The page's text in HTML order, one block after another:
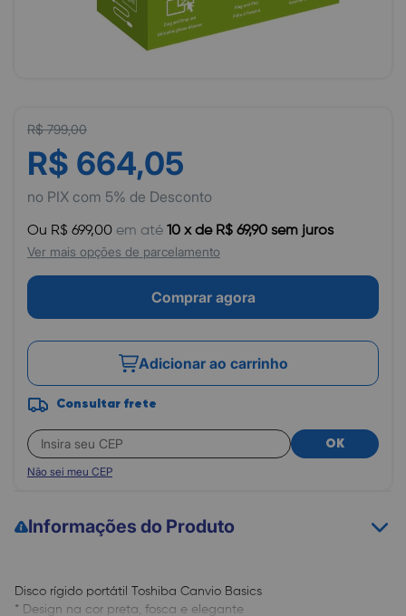
R$ 799,00
R$ 664,05
no PIX com 5% de Desconto
Ou R$ 699,00 em até 10 x de R$ 69,90 sem juros
Ver mais opções de parcelamento
Comprar agora
Adicionar ao carrinho
Consultar frete
OK
Não sei meu CEP
Informações do Produto
Disco rígido portátil Toshiba Canvio Basics
* Design na cor preta, fosca e elegante